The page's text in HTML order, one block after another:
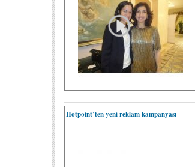
Hotpoint’ten yeni reklam kampanyası